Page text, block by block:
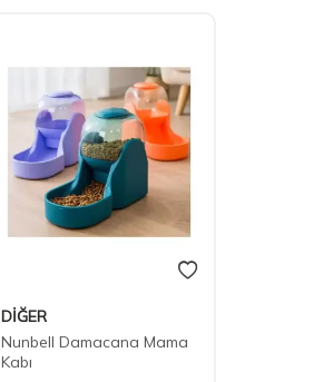
DİĞER
Nunbell Damacana Mama
Kabı